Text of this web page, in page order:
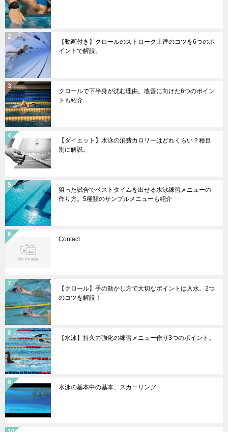
【動画付き】クロールのストローク上達のコツを6つのポ
イントで解説。
クロールで下半身が沈む理由。改善に向けた6つのポイン
トも紹介
【ダイエット】水泳の消費カロリーはどれくらい？種目
別に解説。
狙った試合でベストタイムを出せる水泳練習メニューの
作り方。5種類のサンプルメニューも紹介
Contact
【クロール】手の動かし方で大切なポイントは入水。2つ
のコツを解説！
【水泳】持久力強化の練習メニュー作り3つのポイント。
水泳の基本中の基本、スカーリング